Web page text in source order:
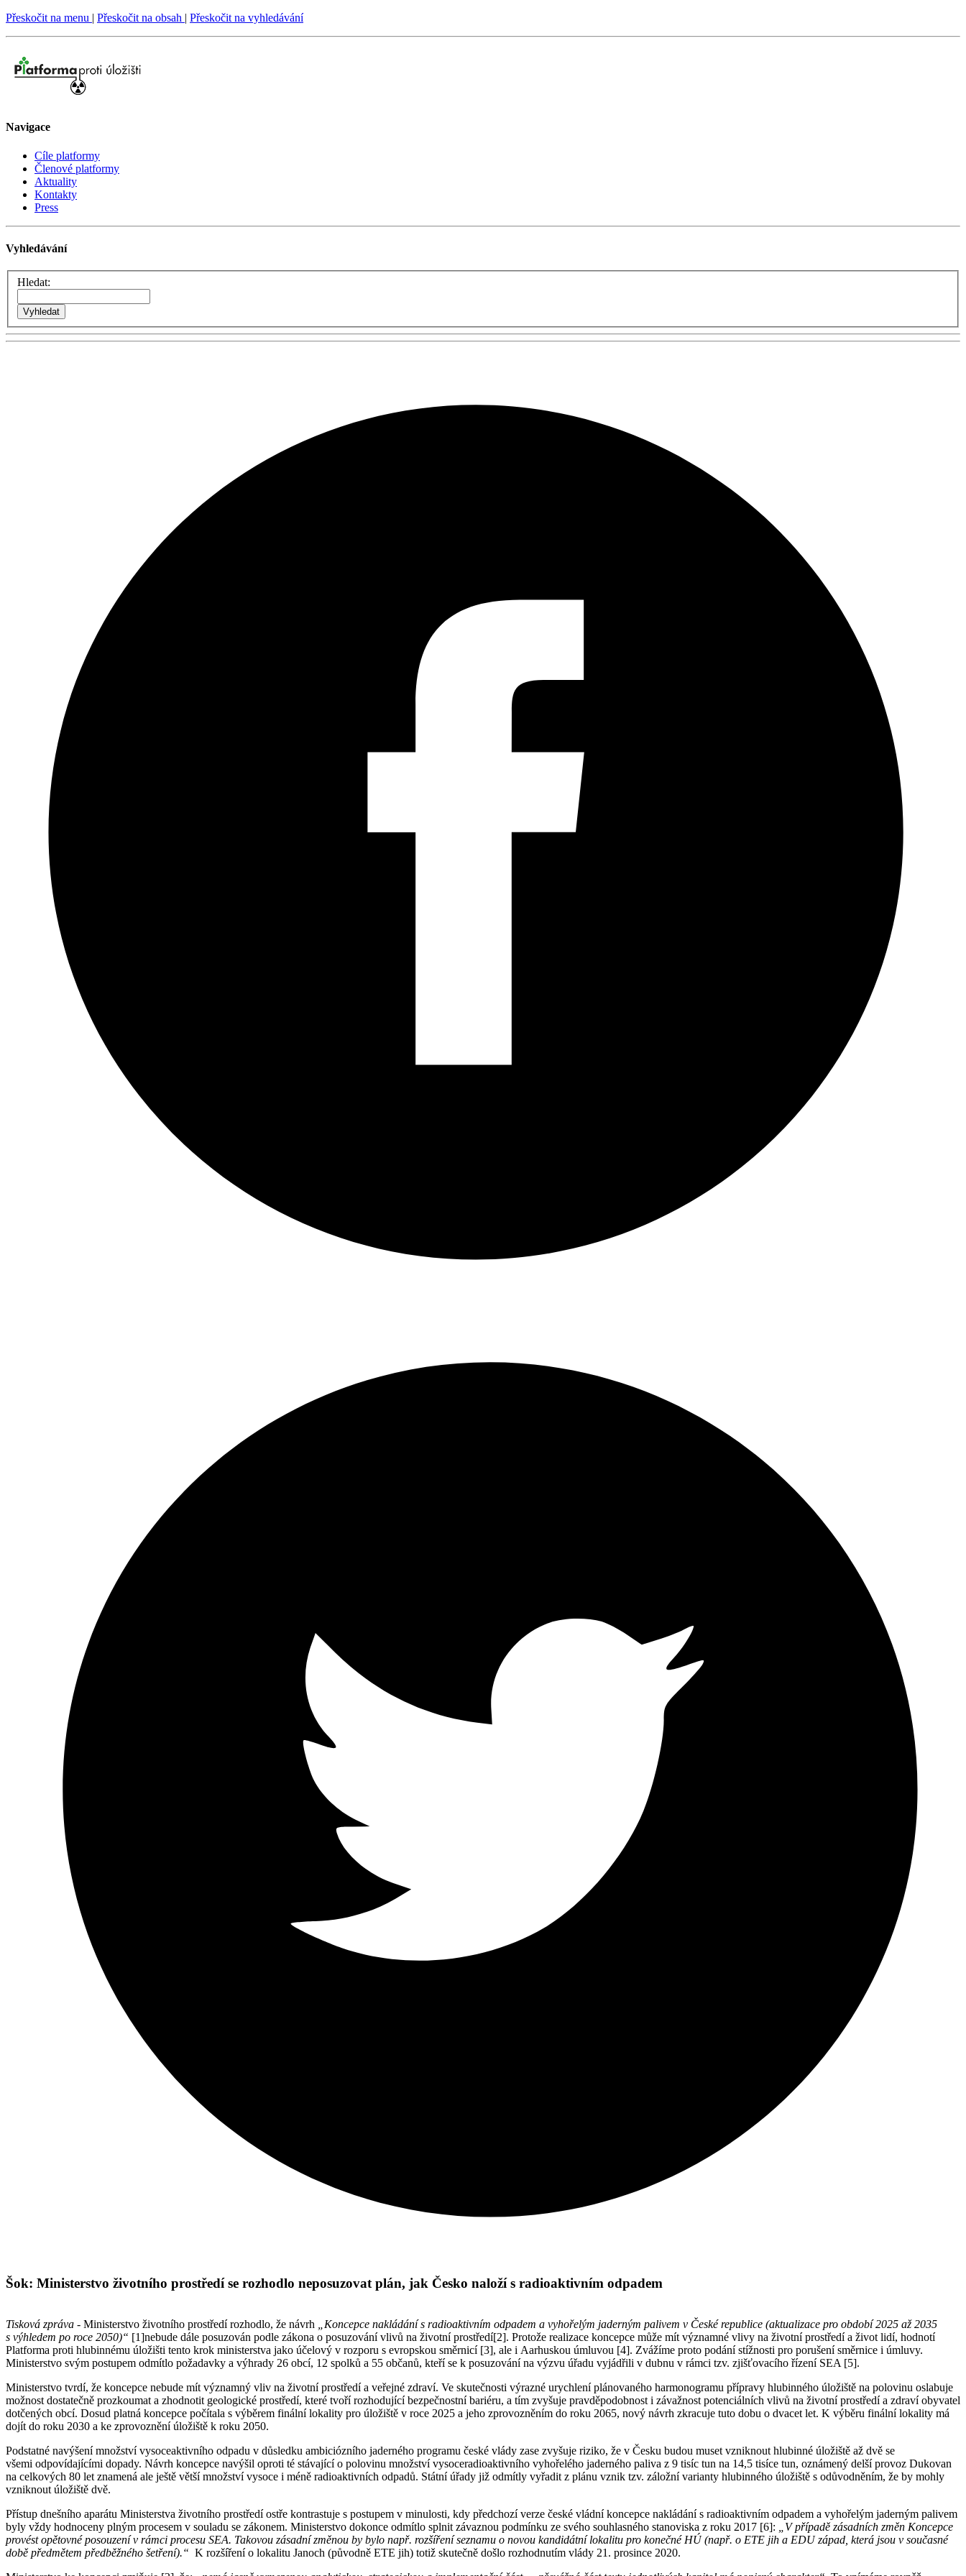
Přeskočit na menu | Přeskočit na obsah | Přeskočit na vyhledávání
Navigace
Cíle platformy
Členové platformy
Aktuality
Kontakty
Press
Vyhledávání
Hledat:
Šok: Ministerstvo životního prostředí se rozhodlo neposuzovat plán, jak Česko naloží s radioaktivním odpadem
Tisková zpráva - Ministerstvo životního prostředí rozhodlo, že návrh
„Koncepce nakládání s radioaktivním odpadem a vyhořelým jaderným palivem v České republice (aktualizace pro období 2025 až 2035
s výhledem po roce 2050)“ [1]nebude dále posuzován podle zákona o posuzování vlivů na životní prostředí[2]. Protože realizace koncepce může mít významné vlivy na životní prostředí a život lidí, hodnotí
Platforma proti hlubinnému úložišti tento krok ministerstva jako účelový v rozporu s evropskou směrnicí [3], ale i Aarhuskou úmluvou [4]. Zvážíme proto podání stížnosti pro porušení směrnice i úmluvy.
Ministerstvo svým postupem odmítlo požadavky a výhrady 26 obcí, 12 spolků a 55 občanů, kteří se k posuzování na výzvu úřadu vyjádřili v dubnu v rámci tzv. zjišťovacího řízení SEA [5].
Ministerstvo tvrdí, že koncepce nebude mít významný vliv na životní prostředí a veřejné zdraví. Ve skutečnosti výrazné urychlení plánovaného harmonogramu přípravy hlubinného úložiště na polovinu oslabuje
možnost dostatečně prozkoumat a zhodnotit geologické prostředí, které tvoří rozhodující bezpečnostní bariéru, a tím zvyšuje pravděpodobnost i závažnost potenciálních vlivů na životní prostředí a zdraví obyvatel
dotčených obcí. Dosud platná koncepce počítala s výběrem finální lokality pro úložiště v roce 2025 a jeho zprovozněním do roku 2065, nový návrh zkracuje tuto dobu o dvacet let. K výběru finální lokality má
dojít do roku 2030 a ke zprovoznění úložiště k roku 2050.
Podstatné navýšení množství vysoceaktivního odpadu v důsledku ambiciózního jaderného programu české vlády zase zvyšuje riziko, že v Česku budou muset vzniknout hlubinné úložiště až dvě se
všemi odpovídajícími dopady. Návrh koncepce navýšil oproti té stávající o polovinu množství vysoceradioaktivního vyhořelého jaderného paliva z 9 tisíc tun na 14,5 tisíce tun, oznámený delší provoz Dukovan
na celkových 80 let znamená ale ještě větší množství vysoce i méně radioaktivních odpadů. Státní úřady již odmítly vyřadit z plánu vznik tzv. záložní varianty hlubinného úložiště s odůvodněním, že by mohly
vzniknout úložiště dvě.
Přístup dnešního aparátu Ministerstva životního prostředí ostře kontrastuje s postupem v minulosti, kdy předchozí verze české vládní koncepce nakládání s radioaktivním odpadem a vyhořelým jaderným palivem
byly vždy hodnoceny plným procesem v souladu se zákonem. Ministerstvo dokonce odmítlo splnit závaznou podmínku ze svého souhlasného stanoviska z roku 2017 [6]:
„V případě zásadních změn Koncepce
provést opětovné posouzení v rámci procesu SEA. Takovou zásadní změnou by bylo např. rozšíření seznamu o novou kandidátní lokalitu pro konečné HÚ (např. o ETE jih a EDU západ, která jsou v současné
době předmětem předběžného šetření).“ K rozšíření o lokalitu Janoch (původně ETE jih) totiž skutečně došlo rozhodnutím vlády 21. prosince 2020.